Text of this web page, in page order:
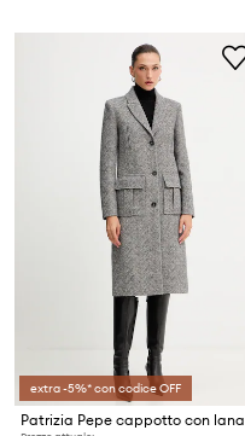
extra -5%* con codice OFF
Patrizia Pepe cappotto con lana